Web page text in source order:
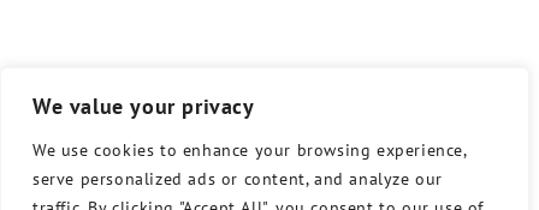
We value your privacy
We use cookies to enhance your browsing experience,
serve personalized ads or content, and analyze our